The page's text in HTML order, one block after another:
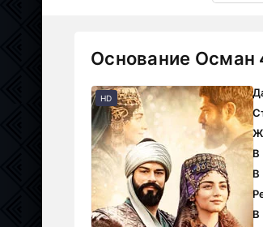
Основание Осман
HD
В
В
В